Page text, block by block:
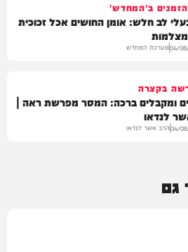
הזמנים ב'המחדש'
לב חלש: אומן החושים אכל זכוכית
04/מערכת המחדש
בקצרה
ומקבלים ברכה: המסר מפרשת ראה |
לנדאו
04/הרב אשר לנדאו
גם